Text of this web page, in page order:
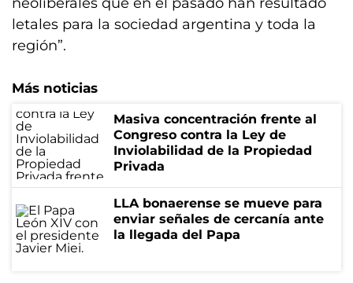
letales para la sociedad argentina y toda la
región”.
Más noticias
Masiva concentración frente al
Congreso contra la Ley de
Inviolabilidad de la Propiedad
Privada
LLA bonaerense se mueve para
enviar señales de cercanía ante
la llegada del Papa